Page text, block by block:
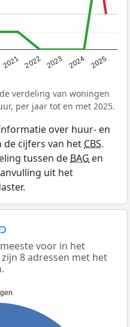
2021 2022 2023 2024 2025
verdeling van woningen
per jaar tot en met 2025.
over huur- en
de cijfers van het CBS.
tussen de BAG en
uit het
voor in het
8 adressen met het